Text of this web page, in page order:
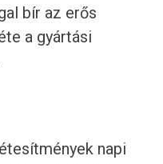
bír az erős
a gyártási
napi